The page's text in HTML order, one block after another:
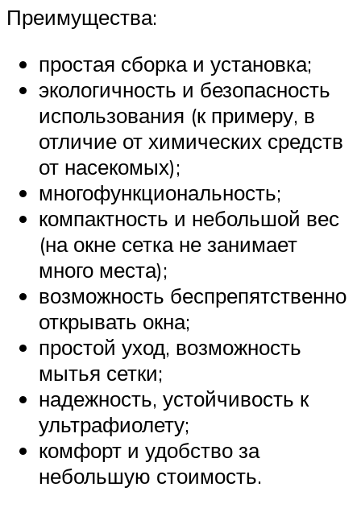
Преимущества:
простая сборка и установка;
экологичность и безопасность
использования (к примеру, в
отличие от химических средств
от насекомых);
многофункциональность;
компактность и небольшой вес
(на окне сетка не занимает
много места);
возможность беспрепятственно
открывать окна;
простой уход, возможность
мытья сетки;
надежность, устойчивость к
ультрафиолету;
комфорт и удобство за
небольшую стоимость.